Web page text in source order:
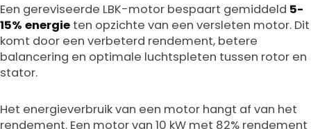
Een gereviseerde LBK-motor bespaart gemiddeld 5-
15% energie ten opzichte van een versleten motor. Dit
komt door een verbeterd rendement, betere
balancering en optimale luchtspleten tussen rotor en
stator.
Het energieverbruik van een motor hangt af van het
rendement. Een motor van 10 kW met 82% rendement